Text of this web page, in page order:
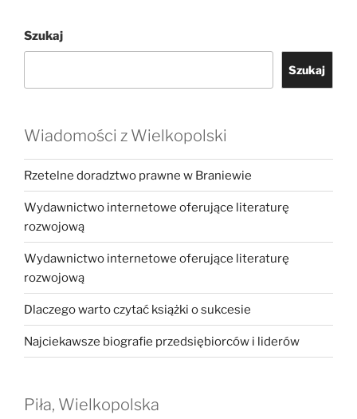
Szukaj
Szukaj
Wiadomości z Wielkopolski
Rzetelne doradztwo prawne w Braniewie
Wydawnictwo internetowe oferujące literaturę
rozwojową
Wydawnictwo internetowe oferujące literaturę
rozwojową
Dlaczego warto czytać książki o sukcesie
Najciekawsze biografie przedsiębiorców i liderów
Piła, Wielkopolska